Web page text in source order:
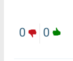
0
0